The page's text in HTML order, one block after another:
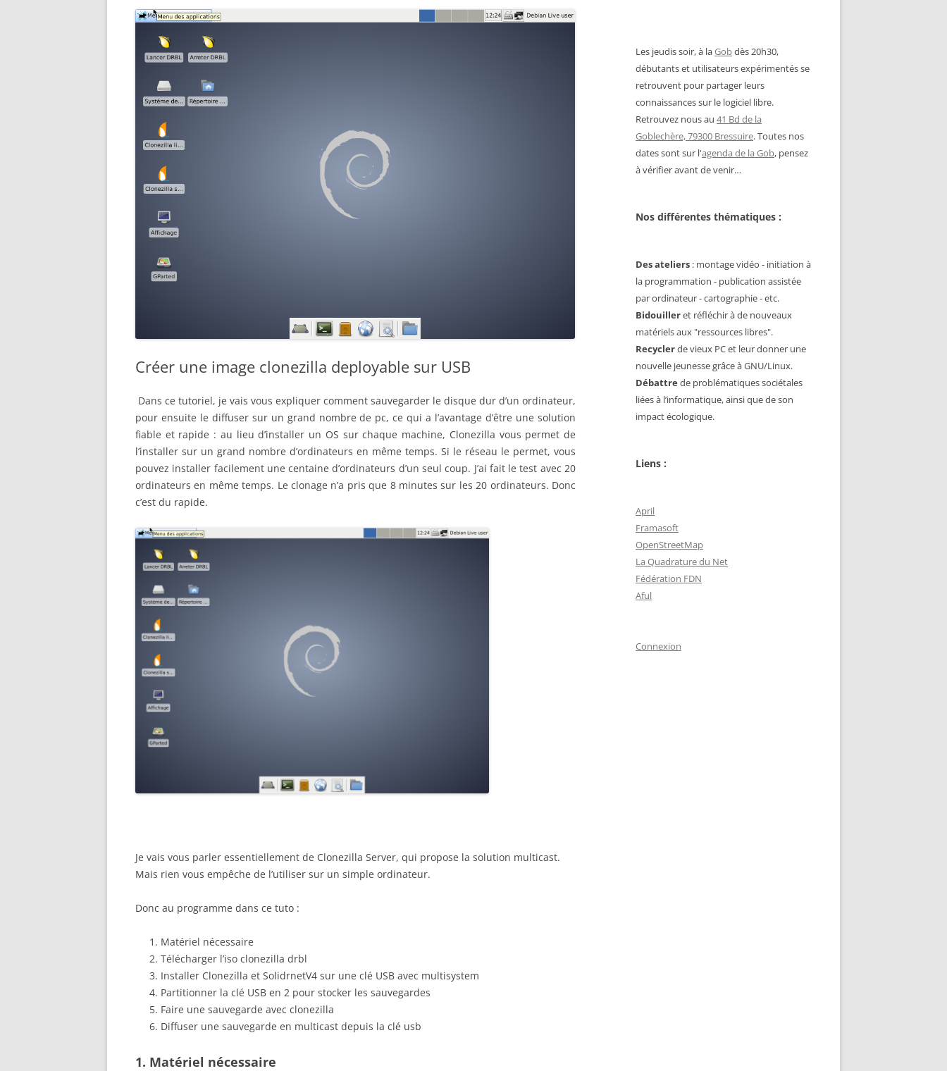
Créer une image clonezilla deployable sur USB
Dans ce tutoriel, je vais vous expliquer comment sauvegarder le disque dur d’un ordinateur,
pour ensuite le diffuser sur un grand nombre de pc, ce qui a l’avantage d’être une solution
fiable et rapide : au lieu d’installer un OS sur chaque machine, Clonezilla vous permet de
l’installer sur un grand nombre d’ordinateurs en même temps. Si le réseau le permet, vous
pouvez installer facilement une centaine d’ordinateurs d’un seul coup. J’ai fait le test avec 20
ordinateurs en même temps. Le clonage n’a pris que 8 minutes sur les 20 ordinateurs. Donc
c’est du rapide.
Je vais vous parler essentiellement de Clonezilla Server, qui propose la solution multicast.
Mais rien vous empêche de l’utiliser sur un simple ordinateur.
Donc au programme dans ce tuto :
Matériel nécessaire
Télécharger l’iso clonezilla drbl
Installer Clonezilla et SolidrnetV4 sur une clé USB avec multisystem
Partitionner la clé USB en 2 pour stocker les sauvegardes
Faire une sauvegarde avec clonezilla
Diffuser une sauvegarde en multicast depuis la clé usb
1. Matériel nécessaire
Les jeudis soir, à laGobdès 20h30,
débutants et utilisateurs expérimentés se
retrouvent pour partager leurs
connaissances sur le logiciel libre.
Retrouvez nous au 41 Bd de la
Goblechère, 79300 Bressuire. Toutes nos
dates sont sur l'agenda de la Gob, pensez
à vérifier avant de venir…
Nos différentes thématiques :
Des ateliers : montage vidéo - initiation à
la programmation - publication assistée
par ordinateur - cartographie - etc.
Bidouilleret réfléchir à de nouveaux
matériels aux "ressources libres".
Recyclerde vieux PC et leur donner une
nouvelle jeunesse grâce à GNU/Linux.
Débattre de problématiques sociétales
liées à l’informatique, ainsi que de son
impact écologique.
Liens :
April
Framasoft
OpenStreetMap
La Quadrature du Net
Fédération FDN
Aful
Connexion